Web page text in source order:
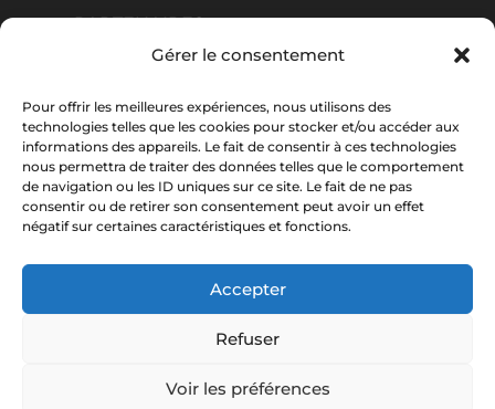
Gérer le consentement
Pour offrir les meilleures expériences, nous utilisons des
technologies telles que les cookies pour stocker et/ou accéder aux
informations des appareils. Le fait de consentir à ces technologies
nous permettra de traiter des données telles que le comportement
de navigation ou les ID uniques sur ce site. Le fait de ne pas
consentir ou de retirer son consentement peut avoir un effet
négatif sur certaines caractéristiques et fonctions.
Accepter
Refuser
Voir les préférences
PARTENAIRES
CONTACT
© 2020 LAMY Presqu’île Cheminées